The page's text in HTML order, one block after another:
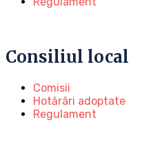
Consiliul local
Comisii
Hotărâri adoptate
Regulament